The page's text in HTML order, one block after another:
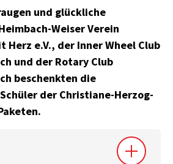
und glückliche
Weiser Verein
Herz e.V., der Inner Wheel Club
und der Rotary Club
beschenkten die
der Christiane-Herzog-